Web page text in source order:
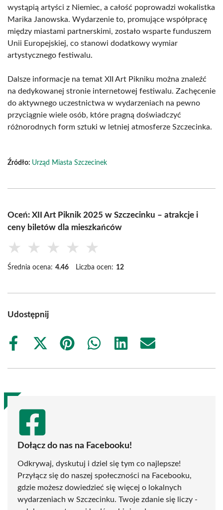
wystąpią artyści z Niemiec, a całość poprowadzi wokalistka
Marika Janowska. Wydarzenie to, promujące współpracę
między miastami partnerskimi, zostało wsparte funduszem
Unii Europejskiej, co stanowi dodatkowy wymiar
artystycznego festiwalu.
Dalsze informacje na temat XII Art Pikniku można znaleźć
na dedykowanej stronie internetowej festiwalu. Zachęcenie
do aktywnego uczestnictwa w wydarzeniach na pewno
przyciągnie wiele osób, które pragną doświadczyć
różnorodnych form sztuki w letniej atmosferze Szczecinka.
Źródło: Urząd Miasta Szczecinek
Oceń: XII Art Piknik 2025 w Szczecinku – atrakcje i
ceny biletów dla mieszkańców
★ ★ ★ ★ ★
Średnia ocena: 4.46 Liczba ocen: 12
Udostępnij
Share
Share
(Twitter)
Share
Share
Share
Share
Dołącz do nas na Facebooku!
Odkrywaj, dyskutuj i dziel się tym co najlepsze!
Przyłącz się do naszej społeczności na Facebooku,
gdzie możesz dowiedzieć się więcej o lokalnych
wydarzeniach w Szczecinku. Twoje zdanie się liczy -